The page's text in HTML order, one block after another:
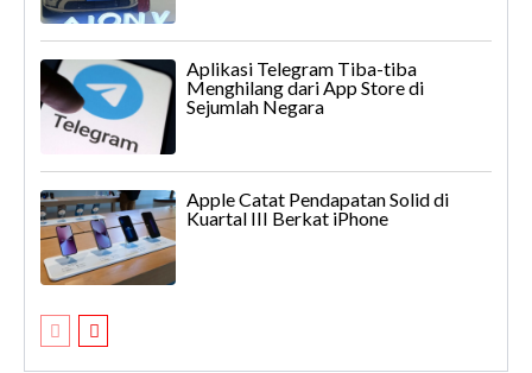
Aplikasi Telegram Tiba-tiba
Menghilang dari App Store di
Sejumlah Negara
Apple Catat Pendapatan Solid di
Kuartal III Berkat iPhone